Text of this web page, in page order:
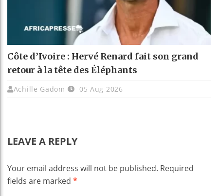
Côte d’Ivoire : Hervé Renard fait son grand
retour à la tête des Éléphants
Achille Gadom 05 Aug 2026
LEAVE A REPLY
Your email address will not be published. Required
fields are marked *